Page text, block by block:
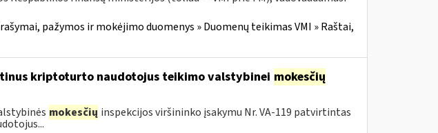
pažymos ir mokėjimo duomenys » Duomenų teikimas VMI » Raštai,
kriptoturto naudotojus teikimo valstybinei mokesčių
mokesčių inspekcijos viršininko įsakymu Nr. VA-119 patvirtintas